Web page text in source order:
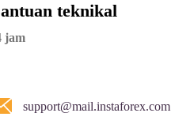
teknikal
jam
support@mail.instaforex.com